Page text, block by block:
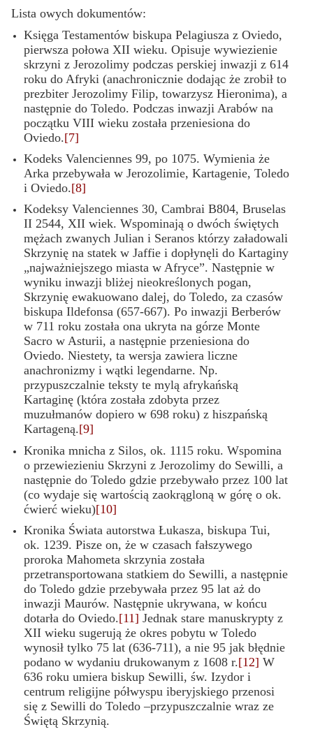
Lista owych dokumentów:
Księga Testamentów biskupa Pelagiusza z Oviedo,
pierwsza połowa XII wieku. Opisuje wywiezienie
skrzyni z Jerozolimy podczas perskiej inwazji z 614
roku do Afryki (anachronicznie dodając że zrobił to
prezbiter Jerozolimy Filip, towarzysz Hieronima), a
następnie do Toledo. Podczas inwazji Arabów na
początku VIII wieku została przeniesiona do
Oviedo.[7]
Kodeks Valenciennes 99, po 1075. Wymienia że
Arka przebywała w Jerozolimie, Kartagenie, Toledo
i Oviedo.[8]
Kodeksy Valenciennes 30, Cambrai B804, Bruselas
II 2544, XII wiek. Wspominają o dwóch świętych
mężach zwanych Julian i Seranos którzy załadowali
Skrzynię na statek w Jaffie i dopłynęli do Kartaginy
„najważniejszegomiastaw Afryce”. Następnie w
wyniku inwazji bliżej nieokreślonych pogan,
Skrzynię ewakuowano dalej, do Toledo, za czasów
biskupa Ildefonsa (657-667). Po inwazji Berberów
w 711 roku została ona ukryta na górze Monte
Sacro w Asturii, a następnie przeniesiona do
Oviedo. Niestety, ta wersja zawiera liczne
anachronizmy i wątki legendarne. Np.
przypuszczalnie teksty te mylą afrykańską
Kartaginę (która została zdobyta przez
muzułmanów dopiero w 698 roku) z hiszpańską
Kartageną.[9]
Kronika mnicha z Silos, ok. 1115 roku. Wspomina
o przewiezieniu Skrzyni z Jerozolimy do Sewilli, a
następnie do Toledo gdzie przebywało przez 100 lat
(co wydaje się wartością zaokrągloną w górę o ok.
ćwierć wieku)[10]
Kronika Świata autorstwa Łukasza, biskupa Tui,
ok. 1239. Pisze on, że w czasach fałszywego
proroka Mahometa skrzynia została
przetransportowana statkiem do Sewilli, a następnie
do Toledo gdzie przebywała przez 95 lat aż do
inwazji Maurów. Następnie ukrywana, w końcu
dotarła do Oviedo.[11] Jednak stare manuskrypty z
XII wieku sugerują że okres pobytu w Toledo
wynosił tylko 75 lat (636-711), a nie 95 jak błędnie
podano w wydaniu drukowanym z 1608 r.[12] W
636 roku umiera biskup Sewilli, św. Izydor i
centrum religijne półwyspu iberyjskiego przenosi
się z Sewilli do Toledo –przypuszczalnie wraz ze
Świętą Skrzynią.